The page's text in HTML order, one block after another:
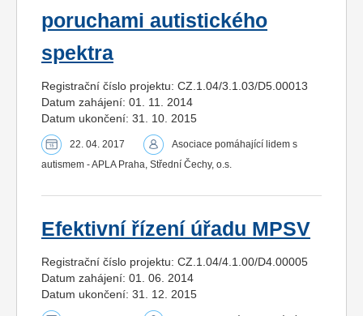
poruchami autistického
spektra
Registrační číslo projektu: CZ.1.04/3.1.03/D5.00013
Datum zahájení: 01. 11. 2014
Datum ukončení: 31. 10. 2015
22. 04. 2017
Asociace pomáhající lidem s
autismem - APLA Praha, Střední Čechy, o.s.
Efektivní řízení úřadu MPSV
Registrační číslo projektu: CZ.1.04/4.1.00/D4.00005
Datum zahájení: 01. 06. 2014
Datum ukončení: 31. 12. 2015